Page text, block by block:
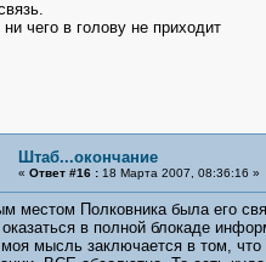
чего в голову не приходит
Штаб...окончание
« Ответ #16 : 18 Марта 2007, 08:36:16 »
местом Полковника была его
в полной блокаде
мысль заключается в том,